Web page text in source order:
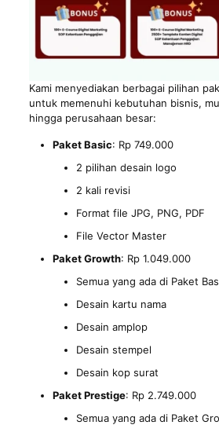
Kami menyediakan berbagai pilihan
untuk memenuhi kebutuhan bisnis,
hingga perusahaan besar:
Paket Basic: Rp 749.000
2 pilihan desain logo
2 kali revisi
Format file JPG, PNG, PDF
File Vector Master
Paket Growth: Rp 1.049.000
Semua yang ada di Paket
Desain kartu nama
Desain amplop
Desain stempel
Desain kop surat
Paket Prestige: Rp 2.749.000
Semua yang ada di Paket